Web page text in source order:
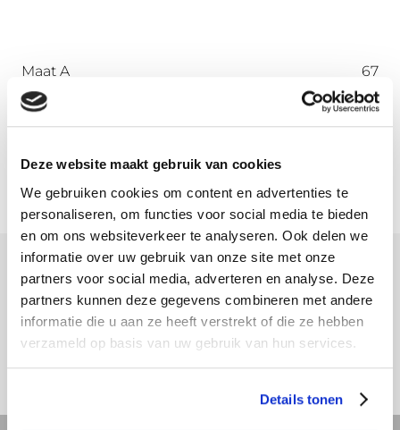
Deze website maakt gebruik van cookies
We gebruiken cookies om content en advertenties te
personaliseren, om functies voor social media te bieden
en om ons websiteverkeer te analyseren. Ook delen we
informatie over uw gebruik van onze site met onze
partners voor social media, adverteren en analyse. Deze
partners kunnen deze gegevens combineren met andere
informatie die u aan ze heeft verstrekt of die ze hebben
verzameld op basis van uw gebruik van hun services.
Details tonen
Maat A
67
Maat B
45
Meer informatie
Download hier onze montagehandleiding